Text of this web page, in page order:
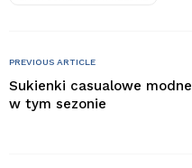
PREVIOUS ARTICLE
Sukienki casualowe modne
w tym sezonie